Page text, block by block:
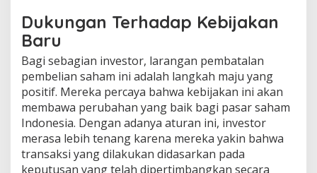
Dukungan Terhadap Kebijakan
Baru
Bagi sebagian investor, larangan pembatalan
pembelian saham ini adalah langkah maju yang
positif. Mereka percaya bahwa kebijakan ini akan
membawa perubahan yang baik bagi pasar saham
Indonesia. Dengan adanya aturan ini, investor
merasa lebih tenang karena mereka yakin bahwa
transaksi yang dilakukan didasarkan pada
keputusan yang telah dipertimbangkan secara